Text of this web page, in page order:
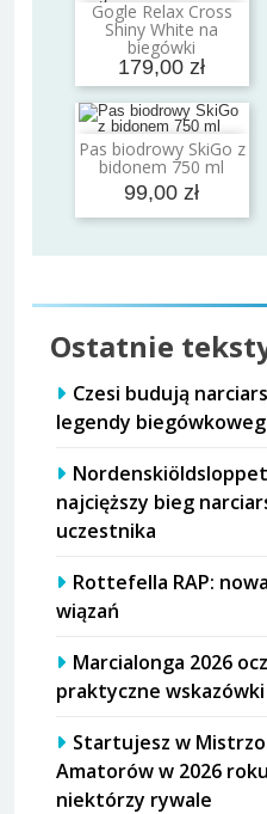
Gogle Relax Cross
Shiny White na
biegówki
179,00 zł
Dodaj do koszyka
Pas biodrowy SkiGo z
bidonem 750 ml
99,00 zł
Dodaj do koszyka
Ostatnie
Czesi budują
legendy
Nordenskiöldsloppet
najcięższy bieg
uczestnika
Rottefella RAP:
wiązań
Marcialonga 2026
praktyczne
Startujesz w
Amatorów w 2026
niektórzy rywale